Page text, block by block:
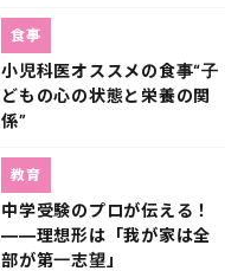
小児科医オススメの食事“子
どもの心の状態と栄養の関
係”
食事
中学受験のプロが伝える！
――理想形は「我が家は全
部が第一志望」
教育